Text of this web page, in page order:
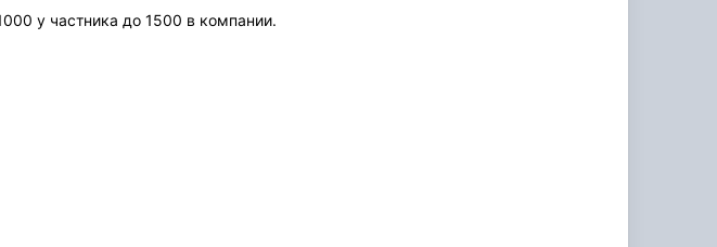
у частника до 1500 в компании.